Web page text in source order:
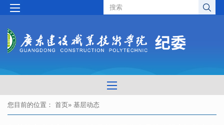
您目前的位置： 首页» 基层动态